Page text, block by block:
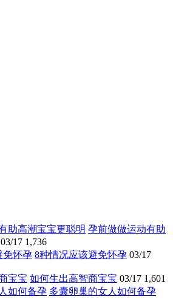
孕前做做运动有助
03/17 1,736
8种情况应该避免怀孕 03/17
如何生出高智商宝宝 03/17 1,601
多囊卵巢的女人如何备孕